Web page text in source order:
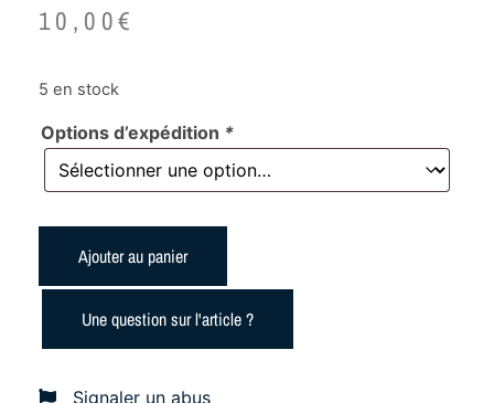
10,00€
5 en stock
Options d’expédition *
Ajouter au panier
Une question sur l'article ?
Signaler un abus